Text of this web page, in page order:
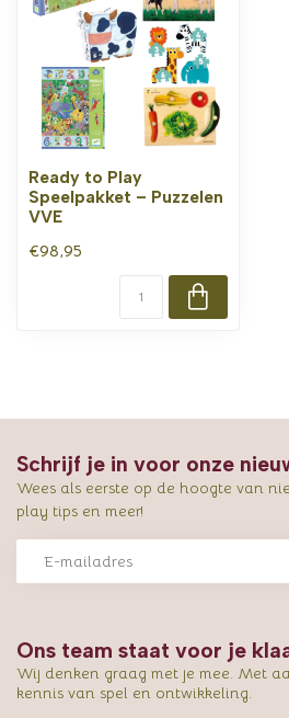
Ready to Play
Speelpakket – Puzzelen
VVE
€98,95
Ons team staat voor je
Wij denken graag met je mee. Met
kennis van spel en ontwikkeling.
Schrijf je in voor onze
Wees als eerste op de hoogte van
play tips en meer!